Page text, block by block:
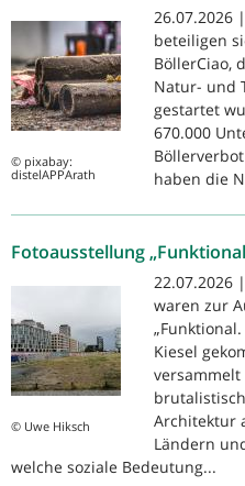
© pixabay:
distelAPPArath
26.07.2026
beteiligen
BöllerCiao,
Natur- und
gestartet
670.000
haben die
Fotoausstellung
© Uwe Hiksch
22.07.2026
waren zur
Kiesel
versammelt
Architektur
Ländern
welche soziale Bedeutung...